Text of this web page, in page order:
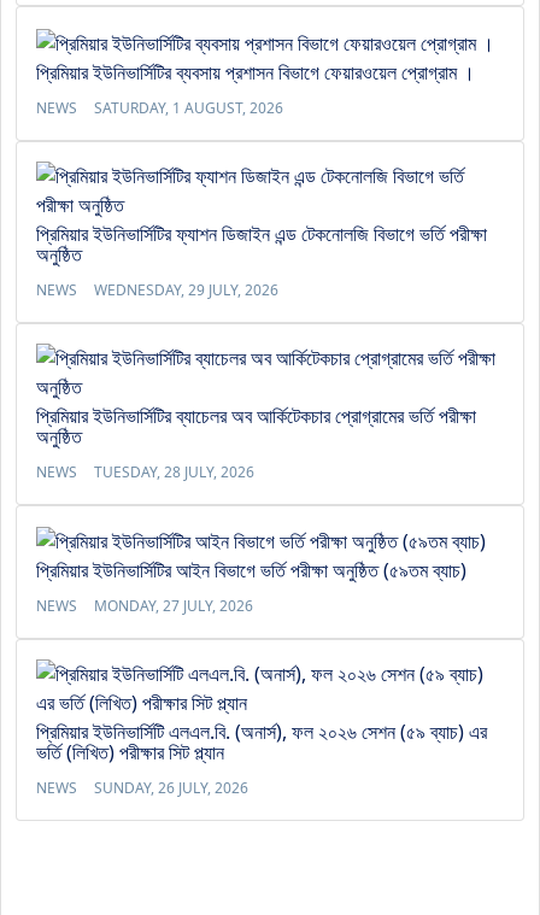
প্রিমিয়ার ইউনিভার্সিটির ব্যবসায় প্রশাসন বিভাগে ফেয়ারওয়েল প্রোগ্রাম ।
NEWS SATURDAY, 1 AUGUST, 2026
প্রিমিয়ার ইউনিভার্সিটির ফ্যাশন ডিজাইন এন্ড টেকনোলজি বিভাগে ভর্তি পরীক্ষা
অনুষ্ঠিত
NEWS WEDNESDAY, 29 JULY, 2026
প্রিমিয়ার ইউনিভার্সিটির ব্যাচেলর অব আর্কিটেকচার প্রোগ্রামের ভর্তি পরীক্ষা
অনুষ্ঠিত
NEWS TUESDAY, 28 JULY, 2026
প্রিমিয়ার ইউনিভার্সিটির আইন বিভাগে ভর্তি পরীক্ষা অনুষ্ঠিত (৫৯তম ব্যাচ)
NEWS MONDAY, 27 JULY, 2026
প্রিমিয়ার ইউনিভার্সিটি এলএল.বি. (অনার্স), ফল ২০২৬ সেশন (৫৯ ব্যাচ) এর
ভর্তি (লিখিত) পরীক্ষার সিট প্ল্যান
NEWS SUNDAY, 26 JULY, 2026